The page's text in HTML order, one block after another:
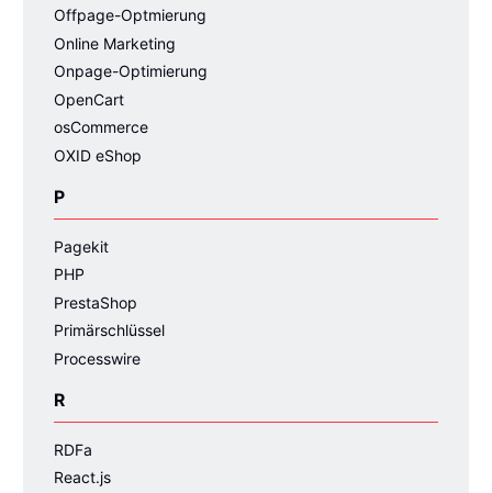
Offpage-Optmierung
Online Marketing
Onpage-Optimierung
OpenCart
osCommerce
OXID eShop
P
Pagekit
PHP
PrestaShop
Primärschlüssel
Processwire
R
RDFa
React.js